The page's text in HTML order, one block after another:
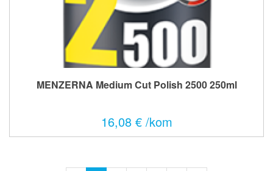
MENZERNA Medium Cut Polish 2500 250ml
16,08 € /kom